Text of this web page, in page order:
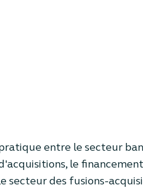
entre le secteur
le
secteur des fusions-